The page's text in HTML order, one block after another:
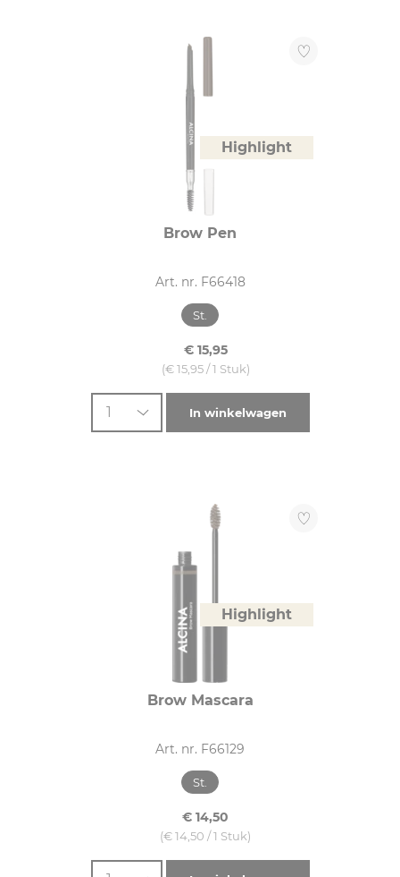
Highlight
Brow Pen
Art. nr. F66418
St.
€ 15,95
(€ 15,95 / 1 Stuk)
1 In winkelwagen
Highlight
Brow Mascara
Art. nr. F66129
St.
€ 14,50
(€ 14,50 / 1 Stuk)